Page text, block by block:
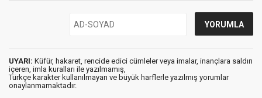
UYARI: Küfür, hakaret, rencide edici cümleler veya imalar, inançlara saldırı
içeren, imla kuralları ile yazılmamış,
Türkçe karakter kullanılmayan ve büyük harflerle yazılmış yorumlar
onaylanmamaktadır.